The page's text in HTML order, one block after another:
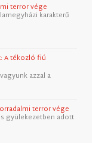
terror vége
karakterű
A tékozló fiú
azzal a
terror vége
gyülekezetben adott